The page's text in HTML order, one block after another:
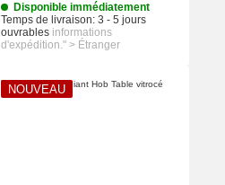
Disponible immédiatement
Temps de livraison: 3 - 5 jours
ouvrables informations
d'expédition." > Étranger
NOUVEAU